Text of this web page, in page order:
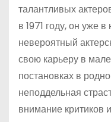
талантливых
в 1971 году, он уже
невероятный
свою карьеру в
постановках в
неподдельная
внимание критиков